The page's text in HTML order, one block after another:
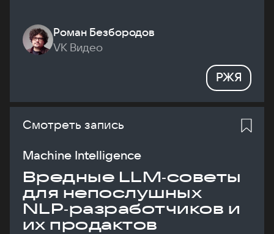
Роман Безбородов
VK Видео
РЖЯ
Смотреть запись
Machine Intelligence
Вредные LLM‑советы
для непослушных
NLP‑разработчиков и
их продактов